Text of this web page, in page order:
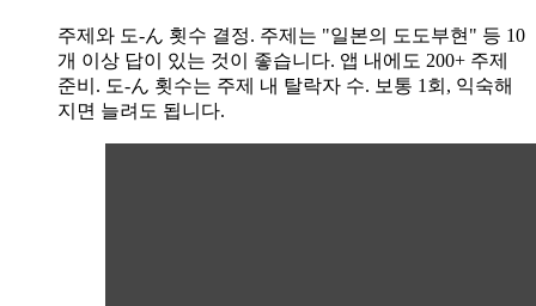
주제와 도-ん 횟수 결정. 주제는 "일본의 도도부현" 등 10
개 이상 답이 있는 것이 좋습니다. 앱 내에도 200+ 주제
준비. 도-ん 횟수는 주제 내 탈락자 수. 보통 1회, 익숙해
지면 늘려도 됩니다.